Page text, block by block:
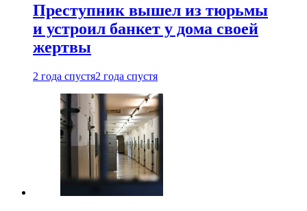
Преступник вышел из тюрьмы
и устроил банкет у дома своей
жертвы
2 года спустя2 года спустя